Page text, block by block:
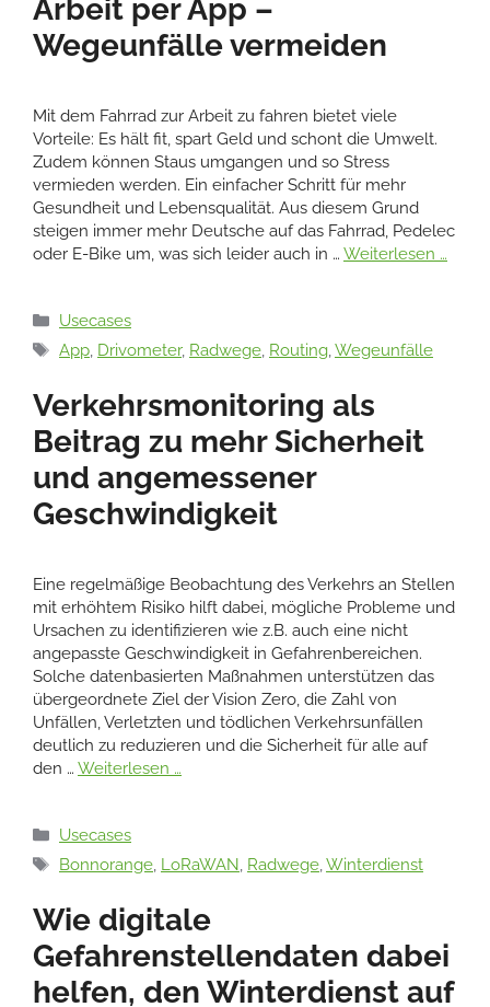
Arbeit per App –
Wegeunfälle vermeiden
Mit dem Fahrrad zur Arbeit zu fahren bietet viele
Vorteile: Es hält fit, spart Geld und schont die Umwelt.
Zudem können Staus umgangen und so Stress
vermieden werden. Ein einfacher Schritt für mehr
Gesundheit und Lebensqualität. Aus diesem Grund
steigen immer mehr Deutsche auf das Fahrrad, Pedelec
oder E-Bike um, was sich leider auch in … Weiterlesen …
Kategorien
Usecases
Schlagwörter
App, Drivometer, Radwege, Routing,Wegeunfälle
Verkehrsmonitoring als
Beitrag zu mehr Sicherheit
und angemessener
Geschwindigkeit
Eine regelmäßige Beobachtung des Verkehrs an Stellen
mit erhöhtem Risiko hilft dabei, mögliche Probleme und
Ursachen zu identifizieren wie z.B. auch eine nicht
angepasste Geschwindigkeit in Gefahrenbereichen.
Solche datenbasierten Maßnahmen unterstützen das
übergeordnete Ziel der Vision Zero, die Zahl von
Unfällen, Verletzten und tödlichen Verkehrsunfällen
deutlich zu reduzieren und die Sicherheit für alle auf
den … Weiterlesen …
Kategorien
Usecases
Schlagwörter
Bonnorange, LoRaWAN, Radwege,Winterdienst
Wie digitale
Gefahrenstellendaten dabei
helfen, den Winterdienst auf